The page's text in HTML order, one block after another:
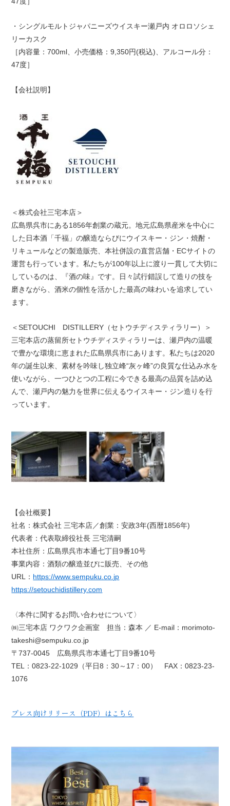
47度］
・シングルモルトジャパニーズウイスキー瀬戸内 オロロソシェ
リーカスク
［内容量：700ml、小売価格：9,350円(税込)、アルコール分：
47度］
【会社説明】
＜株式会社三宅本店＞
広島県呉市にある1856年創業の蔵元。地元広島県産米を中心に
した日本酒「千福」の醸造ならびにウイスキー・ジン・焼酎・
リキュールなどの製造販売、本社併設の直営店舗・ECサイトの
運営も行っています。私たちが100年以上に渡り一貫して大切に
しているのは、『酒の味』です。日々試行錯誤して造りの技を
磨きながら、酒米の個性を活かした最高の味わいを追求してい
ます。
＜SETOUCHI DISTILLERY（セトウチディスティラリー）＞
三宅本店の蒸留所セトウチディスティラリーは、瀬戸内の温暖
で豊かな環境に恵まれた広島県呉市にあります。私たちは2020
年の誕生以来、素材を吟味し独立峰“灰ヶ峰”の良質な仕込み水を
使いながら、一つひとつの工程に今できる最高の品質を詰め込
んで、瀬戸内の魅力を世界に伝えるウイスキー・ジン造りを行
っています。
【会社概要】
社名：株式会社 三宅本店／創業：安政3年(西暦1856年)
代表者：代表取締役社長 三宅清嗣
本社住所：広島県呉市本通七丁目9番10号
事業内容：酒類の醸造並びに販売、その他
URL：https://www.sempuku.co.jp
https://setouchidistillery.com
〈本件に関するお問い合わせについて〉
㈱三宅本店 ワクワク企画室 担当：森本 ／ E-mail：morimoto-
takeshi@sempuku.co.jp
〒737-0045 広島県呉市本通七丁目9番10号
TEL：0823-22-1029（平日8：30～17：00） FAX：0823-23-
1076
プレス向けリリース（PDF）はこちら